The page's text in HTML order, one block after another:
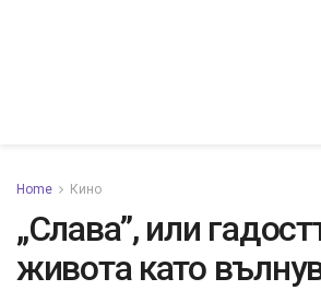
Home Кино
„Слава”, или
живота като